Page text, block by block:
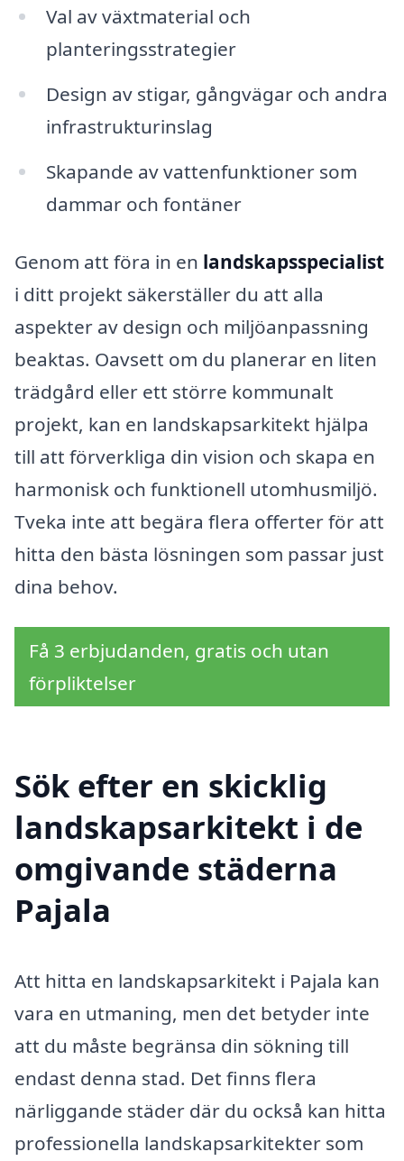
Val av växtmaterial och
planteringsstrategier
Design av stigar, gångvägar och andra
infrastrukturinslag
Skapande av vattenfunktioner som
dammar och fontäner
Genom att föra in en landskapsspecialist
i ditt projekt säkerställer du att alla
aspekter av design och miljöanpassning
beaktas. Oavsett om du planerar en liten
trädgård eller ett större kommunalt
projekt, kan en landskapsarkitekt hjälpa
till att förverkliga din vision och skapa en
harmonisk och funktionell utomhusmiljö.
Tveka inte att begära flera offerter för att
hitta den bästa lösningen som passar just
dina behov.
Få 3 erbjudanden, gratis och utan
förpliktelser
Sök efter en skicklig
landskapsarkitekt i de
omgivande städerna
Pajala
Att hitta en landskapsarkitekt i Pajala kan
vara en utmaning, men det betyder inte
att du måste begränsa din sökning till
endast denna stad. Det finns flera
närliggande städer där du också kan hitta
professionella landskapsarkitekter som